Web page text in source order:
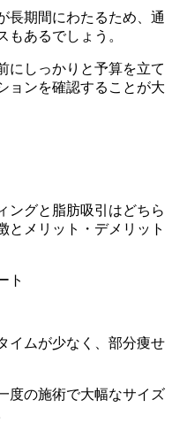
長期間にわたるため、通
もあるでしょう。
にしっかりと予算を立て
ョンを確認することが大
ングと脂肪吸引はどちら
とメリット・デメリット
イムが少なく、部分痩せ
度の施術で大幅なサイズ